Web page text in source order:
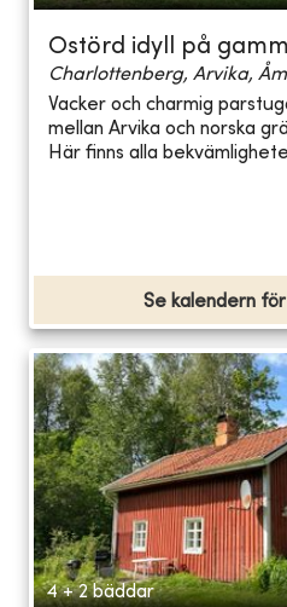
Ostörd idyll på
Charlottenberg, Arvika,
Vacker och charmig
mellan Arvika och norska
Här finns alla
Se kalendern
4 + 2 bäddar